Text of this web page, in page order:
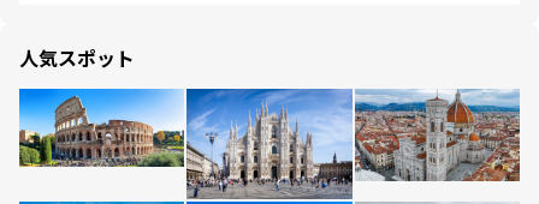
人気スポット